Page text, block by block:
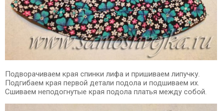
Подворачиваем края спинки лифа и пришиваем липучку.
Подгибаем края первой детали подола и подшиваем их.
Сшиваем неподогнутые края подола платья между собой.